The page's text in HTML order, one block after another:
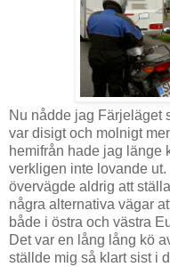
Nu nådde jag Färjeläget
var disigt och molnigt
hemifrån hade jag länge
verkligen inte lovande
övervägde aldrig att
några alternativa vägar
både i östra och västra
Det var en lång lång kö
ställde mig så klart sist i